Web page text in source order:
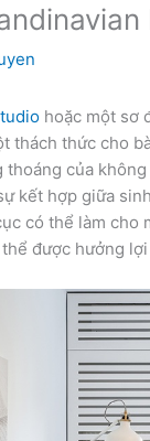
hoặc một sơ
thách thức cho
thoáng của
kết hợp giữa
có thể làm cho
được hưởng